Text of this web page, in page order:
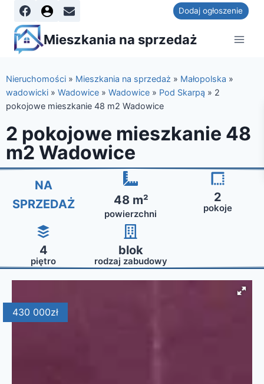
Dodaj ogłoszenie
Mieszkania na sprzedaż
Nieruchomości » Mieszkania na sprzedaż » Małopolska »
wadowicki » Wadowice » Wadowice » Pod Skarpą » 2
pokojowe mieszkanie 48 m2 Wadowice
2 pokojowe mieszkanie 48
m2 Wadowice
NA
SPRZEDAŻ
48 m²
powierzchni
2
pokoje
4
piętro
blok
rodzaj zabudowy
430 000zł